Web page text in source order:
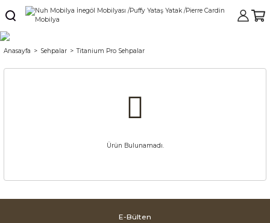
Anasayfa Sehpalar Titanium Pro Sehpalar
Ürün Bulunamadı.
E-Bülten